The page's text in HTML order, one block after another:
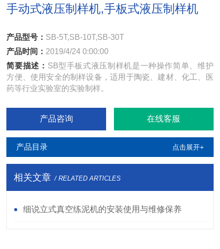
手动式液压制样机,手板式液压制样机
产品型号： SB-5T,SB-10T,SB-30T
产品时间： 2019/4/24 0:00:00
简要描述： SB型手板式液压制样机是一种操作简单、维护
方便、使用安全的制样设备，适用于陶瓷、建材、化工、医
药等行业实验室的实验制样。
产品咨询 在线客服
产品目录 点击展开+
相关文章 / RELATED ARTICLES
细说立式真空练泥机的安装使用与维修保养